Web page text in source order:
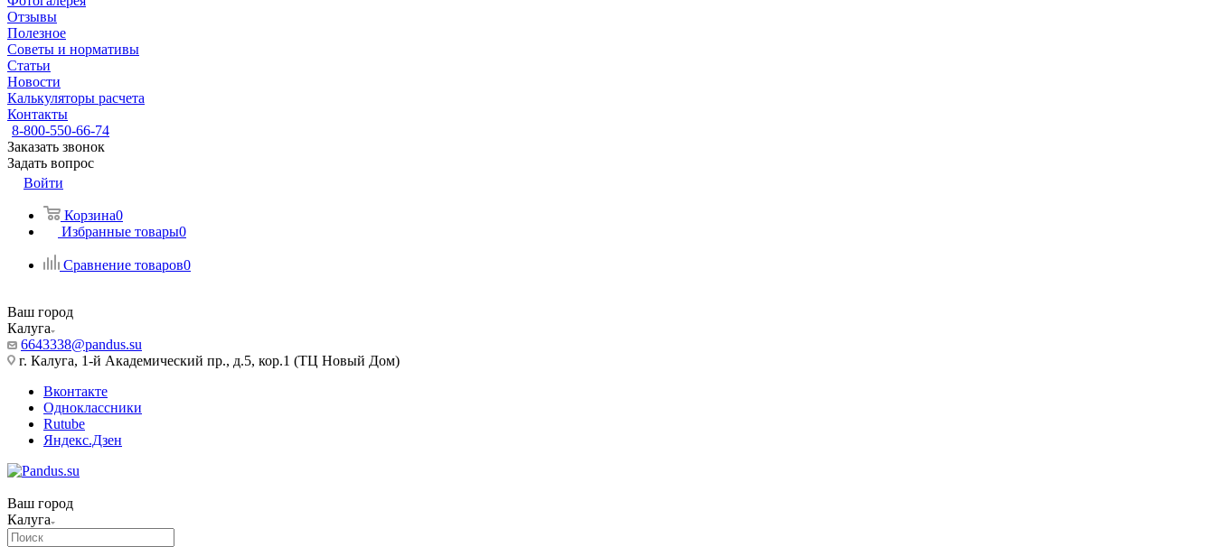
Отзывы
Полезное
Советы и нормативы
Статьи
Новости
Калькуляторы расчета
Контакты
8-800-550-66-74
Заказать звонок
Задать вопрос
Войти
Корзина0
Избранные товары0
Сравнение товаров0
Ваш город
Калуга
6643338@pandus.su
г. Калуга, 1-й Академический пр., д.5, кор.1 (ТЦ Новый Дом)
Вконтакте
Одноклассники
Rutube
Яндекс.Дзен
Ваш город
Калуга